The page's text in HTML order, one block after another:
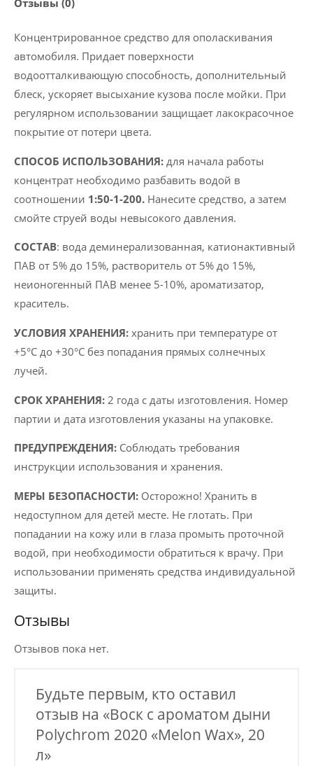
Wax",
л
Отзывы (0)
Концентрированное средство для ополаскивания
автомобиля. Придает поверхности
водоотталкивающую способность, дополнительный
блеск, ускоряет высыхание кузова после мойки. При
регулярном использовании защищает лакокрасочное
покрытие от потери цвета.
СПОСОБ ИСПОЛЬЗОВАНИЯ: для начала работы
концентрат необходимо разбавить водой в
соотношении 1:50-1-200. Нанесите средство, а затем
смойте струей воды невысокого давления.
СОСТАВ: вода деминерализованная, катионактивный
ПАВ от 5% до 15%, растворитель от 5% до 15%,
неионогенный ПАВ менее 5-10%, ароматизатор,
краситель.
УСЛОВИЯ ХРАНЕНИЯ: хранить при температуре от
+5°C до +30°C без попадания прямых солнечных
лучей.
СРОК ХРАНЕНИЯ: 2 года с даты изготовления. Номер
партии и дата изготовления указаны на упаковке.
ПРЕДУПРЕЖДЕНИЯ: Соблюдать требования
инструкции использования и хранения.
МЕРЫ БЕЗОПАСНОСТИ: Осторожно! Хранить в
недоступном для детей месте. Не глотать. При
попадании на кожу или в глаза промыть проточной
водой, при необходимости обратиться к врачу. При
использовании применять средства индивидуальной
защиты.
Отзывы
Отзывов пока нет.
Будьте первым, кто оставил
отзыв на «Воск с ароматом дыни
Polychrom 2020 «Melon Wax», 20
л»